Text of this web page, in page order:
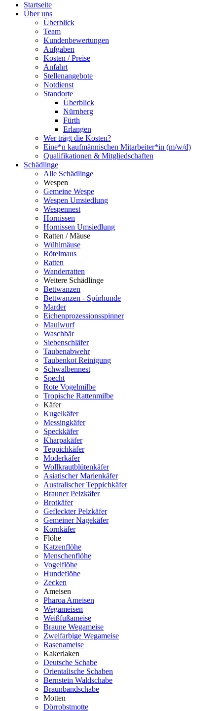
Startseite
Über uns
Überblick
Team
Kundenbewertungen
Aufgaben
Kosten / Preise
Anfahrt
Stellenangebote
Notdienst
Standorte
Überblick
Nürnberg
Fürth
Erlangen
Wer trägt die Kosten?
Eine*n kaufmännischen Mitarbeiter*in (m/w/d)
Qualifikationen & Mitgliedschaften
Schädlinge
Alle Schädlinge
Wespen
Gemeine Wespe
Wespen Umsiedlung
Wespennest
Hornissen
Hornissen Umsiedlung
Ratten / Mäuse
Wühlmäuse
Rötelmaus
Ratten
Wanderratten
Weitere Schädlinge
Bettwanzen
Bettwanzen - Spürhunde
Marder
Eichenprozessionsspinner
Maulwurf
Waschbär
Siebenschläfer
Taubenabwehr
Taubenkot Reinigung
Schwalbennest
Specht
Rote Vogelmilbe
Tropische Rattenmilbe
Käfer
Kugelkäfer
Messingkäfer
Speckkäfer
Kharpakäfer
Teppichkäfer
Moderkäfer
Wollkrautblütenkäfer
Asiatischer Marienkäfer
Australischer Teppichkäfer
Brauner Pelzkäfer
Brotkäfer
Gefleckter Pelzkäfer
Gemeiner Nagekäfer
Kornkäfer
Flöhe
Katzenflöhe
Menschenflöhe
Vogelflöhe
Hundeflöhe
Zecken
Ameisen
Pharoa Ameisen
Wegameisen
Weißfußameise
Braune Wegameise
Zweifarbige Wegameise
Rasenameise
Kakerlaken
Deutsche Schabe
Orientalische Schaben
Bernstein Waldschabe
Braunbandschabe
Motten
Dörrobstmotte